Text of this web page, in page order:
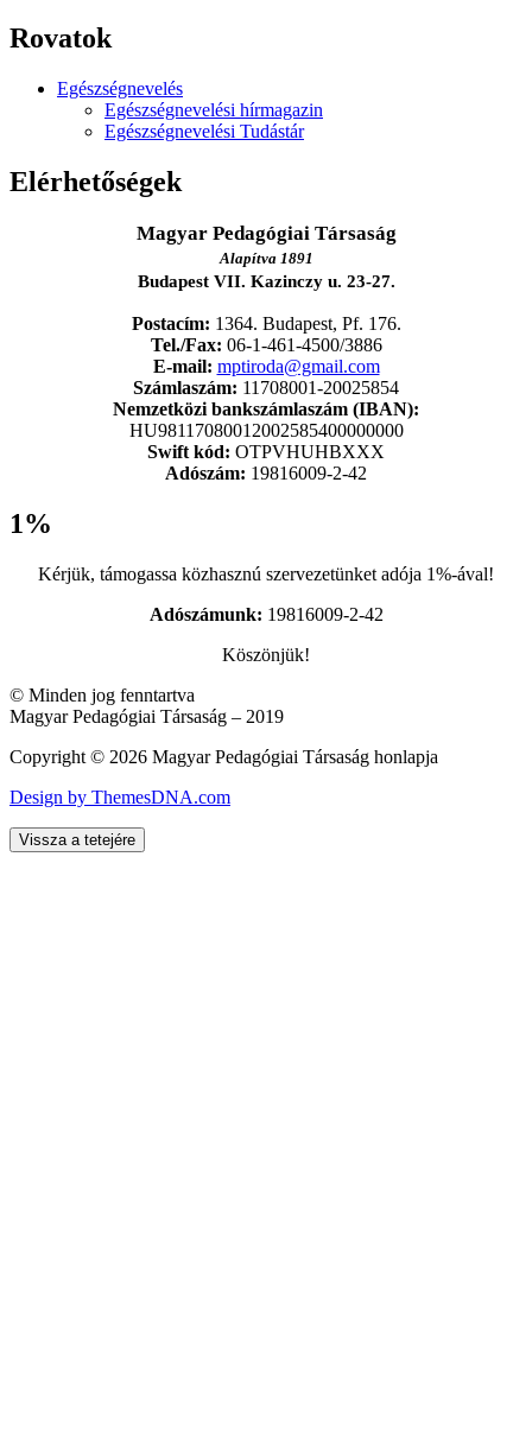
Rovatok
Egészségnevelés
Egészségnevelési hírmagazin
Egészségnevelési Tudástár
Elérhetőségek
Magyar Pedagógiai Társaság
Alapítva 1891
Budapest VII. Kazinczy u. 23-27.
Postacím: 1364. Budapest, Pf. 176.
Tel./Fax: 06-1-461-4500/3886
E-mail: mptiroda@gmail.com
Számlaszám: 11708001-20025854
Nemzetközi bankszámlaszám (IBAN):
HU98117080012002585400000000
Swift kód: OTPVHUHBXXX
Adószám: 19816009-2-42
1%
Kérjük, támogassa közhasznú szervezetünket adója 1%-ával!
Adószámunk: 19816009-2-42
Köszönjük!
© Minden jog fenntartva
Magyar Pedagógiai Társaság – 2019
Copyright © 2026 Magyar Pedagógiai Társaság honlapja
Design by ThemesDNA.com
Vissza a tetejére